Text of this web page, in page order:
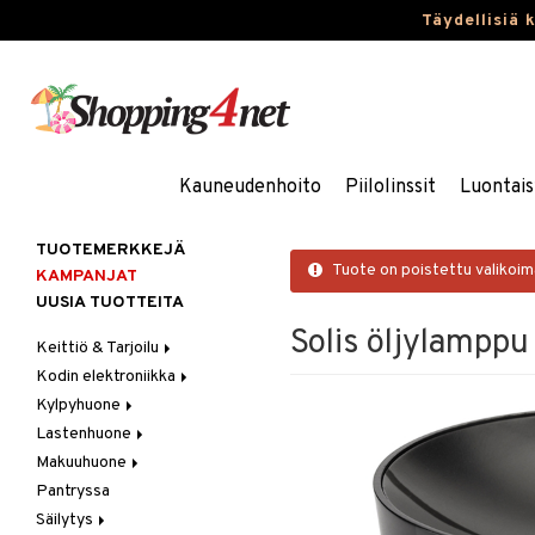
Täydellisiä
Kauneudenhoito Piilolinssit
Tuote on poistettu
Solis öljylamppu
TUOTEMERKKEJÄ
KAMPANJAT
UUSIA TUOTTEITA
Keittiö & Tarjoilu
Aterimet
Kannut & Karahvit
Keittiösäilytys
Keittiötekstiilit
Keittiövälineet
Kodinkoneet
Kodin elektroniikka
Ääni
Kylpyhuone
Kylpyhuoneen sisustus
Kylpyhuoneen tarvikkeita
Kylpyhuoneen tekstiilit
Lastenhuone
Kylpyhuoneen koristelu
Lasten huonekalut
Lasten lamput
Makuuhuone
Huovat & Saalit
Koristetyynyt
Pantryssa
Säilytys